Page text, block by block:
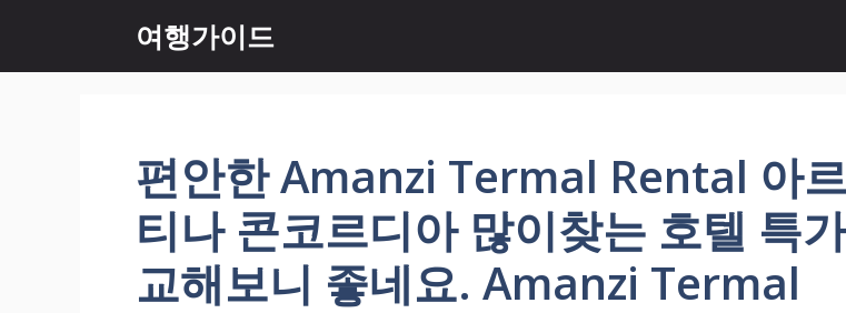
츠
여행가이드
편안한 Amanzi Termal Rental 아
티나 콘코르디아 많이찾는 호텔 특
교해보니 좋네요. Amanzi Termal